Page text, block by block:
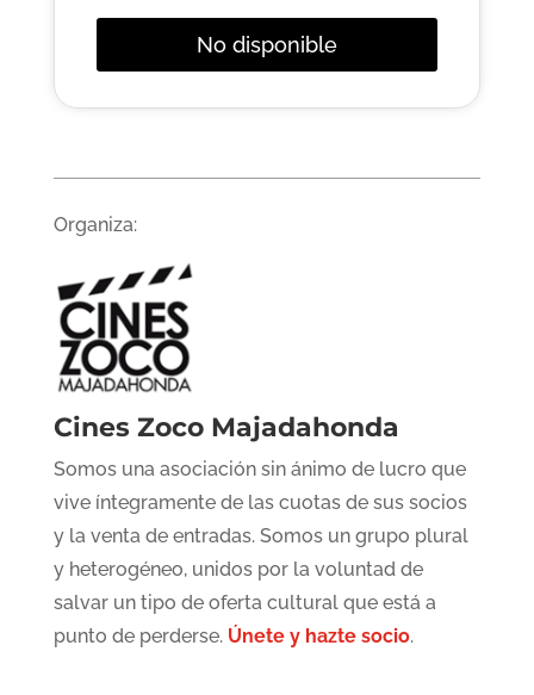
No disponible
Organiza:
Cines Zoco Majadahonda
Somos una asociación sin ánimo de lucro que
vive íntegramente de las cuotas de sus socios
y la venta de entradas. Somos un grupo plural
y heterogéneo, unidos por la voluntad de
salvar un tipo de oferta cultural que está a
punto de perderse. Únete y hazte socio.